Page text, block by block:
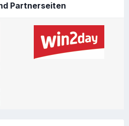
Partnerseiten